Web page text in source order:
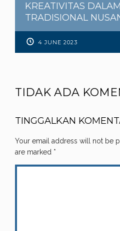
KREATIVITAS
TRADISIONAL
4 JUNE 2023
TIDAK ADA
TINGGALKAN
Your email address will not be
are marked *